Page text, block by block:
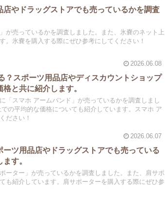
やドラッグストアでも売っているかを調査
が売っているかを調査しました。また、氷嚢のネット上
。氷嚢を購入する際にぜひ参考にしてください！
2026.06.08
？スポーツ用品店やディスカウントショップ
と共に紹介します。
「スマホ アームバンド」が売っているかを調査しまし
の平均的な価格についても紹介しています。スマホ ア
ださい！
2026.06.07
ツ用品店やドラッグストアでも売っている
す。
ーター」が売っているかを調査しました。また、肩サポ
も紹介しています。肩サポーターを購入する際にぜひ参